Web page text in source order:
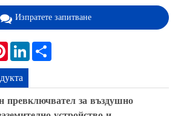
Изпратете запитване
Pinterest
LinkedIn
превключвател за въздушно